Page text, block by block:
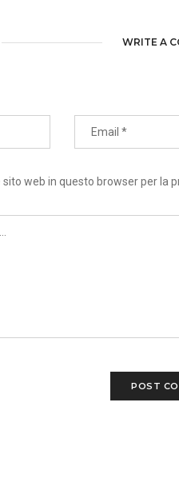
WRITE A
web in questo browser per la